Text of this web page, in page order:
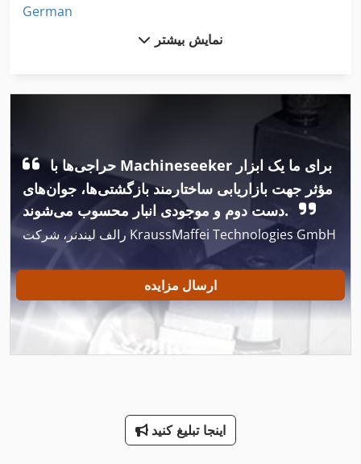
German
International 1586
International 1754
International 2674
International 433
International 434
International 5288
International 584
نمایش بیشتر
حراجی‌ها با Machineseeker برای ما یک ابزار
مؤثر جهت بازاریابی ساختارمند بازگشتی‌ها، جوان‌های
دست دوم و موجودی انبار محسوب می‌شوند.
رالف لیندنر، شرکت KraussMaffei Technologies GmbH
ارسال مزایده
اینجا تبلیغ کنید